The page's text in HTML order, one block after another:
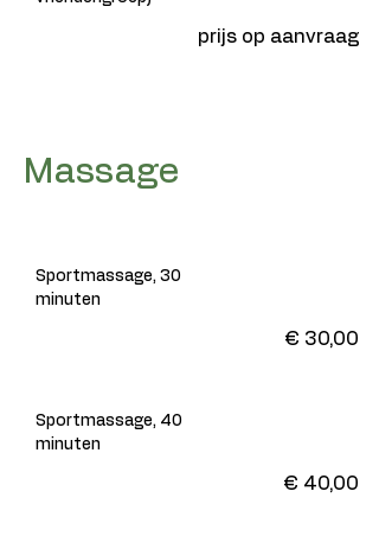
prijs op aanvraag
Massage
Sportmassage, 30
minuten
€ 30,00
Sportmassage, 40
minuten
€ 40,00